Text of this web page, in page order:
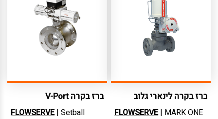
ברז בקרה לינארי גלוב
לאפליקציות קשותFLOWSERVE| MARK ONE
ברז בקרה V-Port
FLOWSERVE| Setball